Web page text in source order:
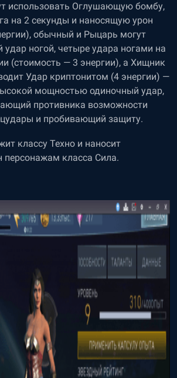
использовать Оглушающую бомбу,
на 2 секунды и наносящую урон
обычный и Рыцарь могут
удар ногой, четыре удара ногами на
(стоимость — 3 энергии), а Хищник
Удар криптонитом (4 энергии) —
мощностью одиночный удар,
противника возможности
и пробивающий защиту.
классу Техно и наносит
персонажам класса Сила.